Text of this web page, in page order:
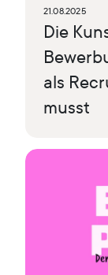
21.08.2025
Die
als
musst